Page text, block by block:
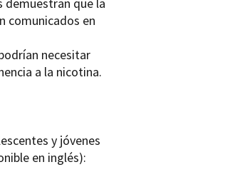
comunicados en
necesitar
a la nicotina.
y jóvenes
en inglés):